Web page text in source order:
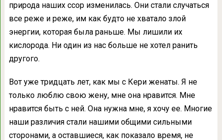
природа наших ссор изменилась. Они стали случаться
все реже и реже, им как будто не хватало злой
энергии, которая была раньше. Мы лишили их
кислорода. Ни один из нас больше не хотел ранить
другого.
Вот уже тридцать лет, как мы с Кери женаты. Я не
только люблю свою жену, мне она нравится. Мне
нравится быть с ней. Она нужна мне, я хочу ее. Многие
наши различия стали нашими общими сильными
сторонами, а оставшиеся, как показало время, не